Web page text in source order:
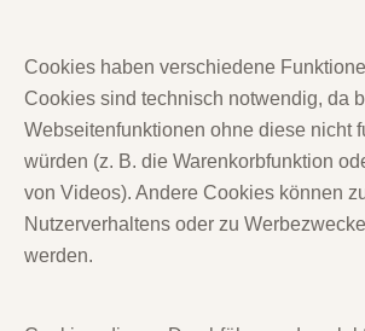
Cookies haben verschiedene
Cookies sind technisch notwendig, da
Webseitenfunktionen ohne diese nicht
würden (z. B. die Warenkorbfunktion
von Videos). Andere Cookies können
Nutzerverhaltens oder zu
werden.